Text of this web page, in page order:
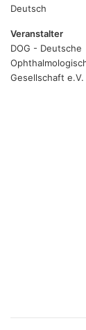
Deutsch
Veranstalter
DOG - Deutsche
Gesellschaft e.V.